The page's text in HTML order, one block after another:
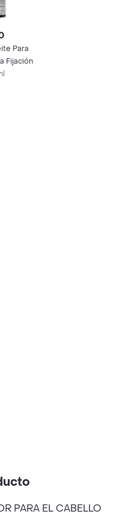
Para
Fijación
PARA EL CABELLO